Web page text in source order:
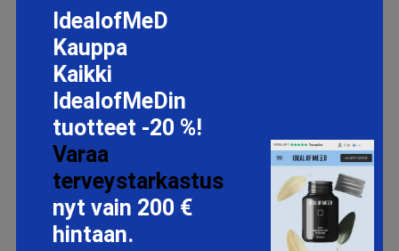
IdealofMeD
Kauppa
Kaikki
IdealofMeDin
tuotteet -20 %!
Varaa
terveystarkastus
nyt vain 200 €
hintaan.